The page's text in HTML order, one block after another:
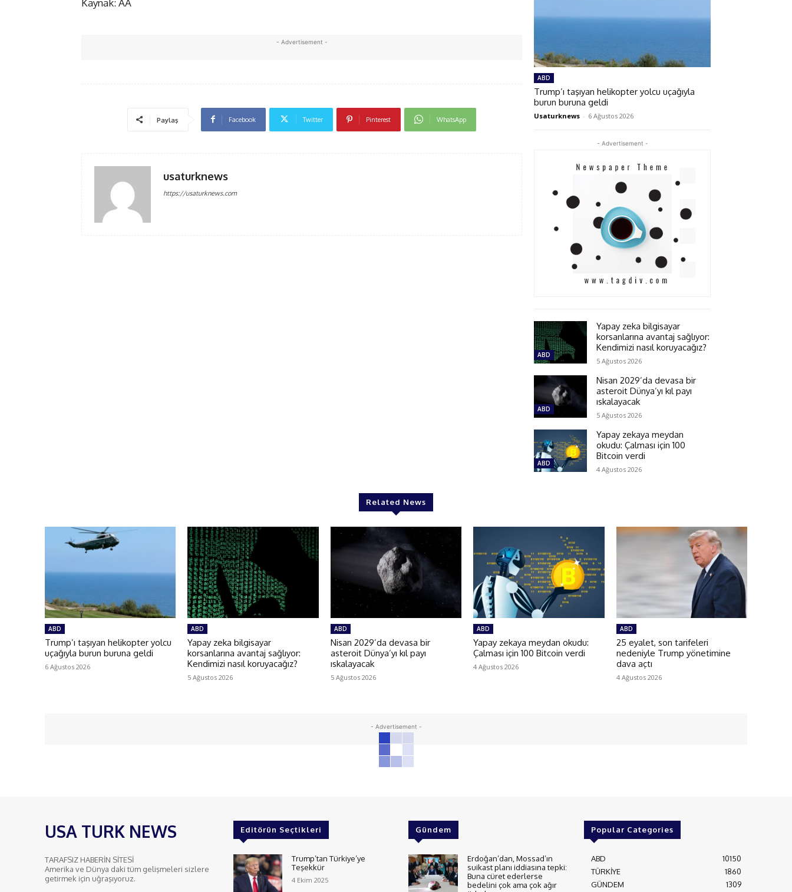
Kaynak: AA
- Advertisement -
Paylaş Facebook Twitter Pinterest WhatsApp
usaturknews
https://usaturknews.com
ABD
Trump’ı taşıyan helikopter yolcu uçağıyla
burun buruna geldi
Usaturknews - 6 Ağustos 2026
- Advertisement -
ABD
Yapay zeka bilgisayar
korsanlarına avantaj sağlıyor:
Kendimizi nasıl koruyacağız?
5 Ağustos 2026
ABD
Nisan 2029’da devasa bir
asteroit Dünya’yı kıl payı
ıskalayacak
5 Ağustos 2026
ABD
Yapay zekaya meydan
okudu: Çalması için 100
Bitcoin verdi
4 Ağustos 2026
Related News
ABD
Trump’ı taşıyan helikopter yolcu
uçağıyla burun buruna geldi
6 Ağustos 2026
ABD
Yapay zeka bilgisayar
korsanlarına avantaj sağlıyor:
Kendimizi nasıl koruyacağız?
5 Ağustos 2026
ABD
Nisan 2029’da devasa bir
asteroit Dünya’yı kıl payı
ıskalayacak
5 Ağustos 2026
ABD
Yapay zekaya meydan okudu:
Çalması için 100 Bitcoin verdi
4 Ağustos 2026
ABD
25 eyalet, son tarifeleri
nedeniyle Trump yönetimine
dava açtı
4 Ağustos 2026
- Advertisement -
USA TURK NEWS
TARAFSIZ HABERİN SİTESİ
Amerika ve Dünya daki tüm gelişmeleri sizlere
getirmek için uğraşıyoruz.
Editörün Seçtikleri
Trump’tan Türkiye’ye
Teşekkür
4 Ekim 2025
Gündem
Erdoğan’dan, Mossad’ın
suikast planı iddiasına tepki:
Buna cüret ederlerse
bedelini çok ama çok ağır
Popular Categories
ABD
10150
TÜRKİYE
1860
GÜNDEM
1309